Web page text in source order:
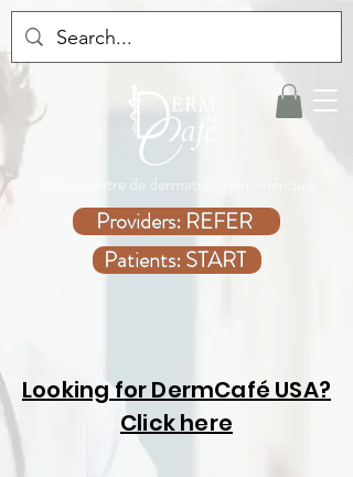
Votre centre de dermatologie numérique
Providers: REFER
Patients: START
Looking for DermCafé USA?
Click here